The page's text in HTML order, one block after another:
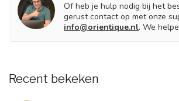
Of heb je hulp nodig bij het
gerust contact op met onze
info@orientique.nl. We
Recent bekeken